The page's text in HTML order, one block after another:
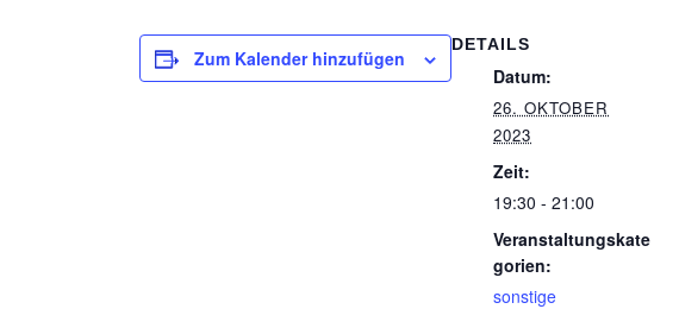
Zum Kalender hinzufügen
DETAILS
Datum:
26. OKTOBER
2023
Zeit:
19:30 - 21:00
Veranstaltungskate
gorien:
sonstige